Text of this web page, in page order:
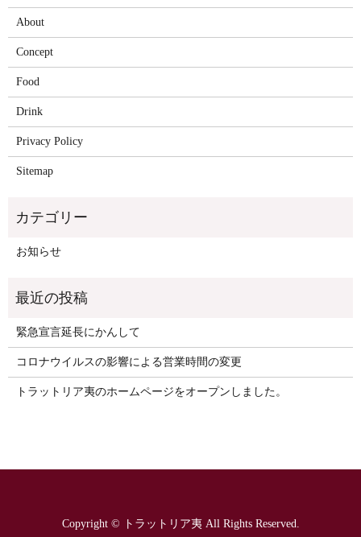
About
Concept
Food
Drink
Privacy Policy
Sitemap
お知らせ
緊急宣言延長にかんして
コロナウイルスの影響による営業時間の変更
トラットリア夷のホームページをオープンしました。
Copyright © トラットリア夷 All Rights Reserved.